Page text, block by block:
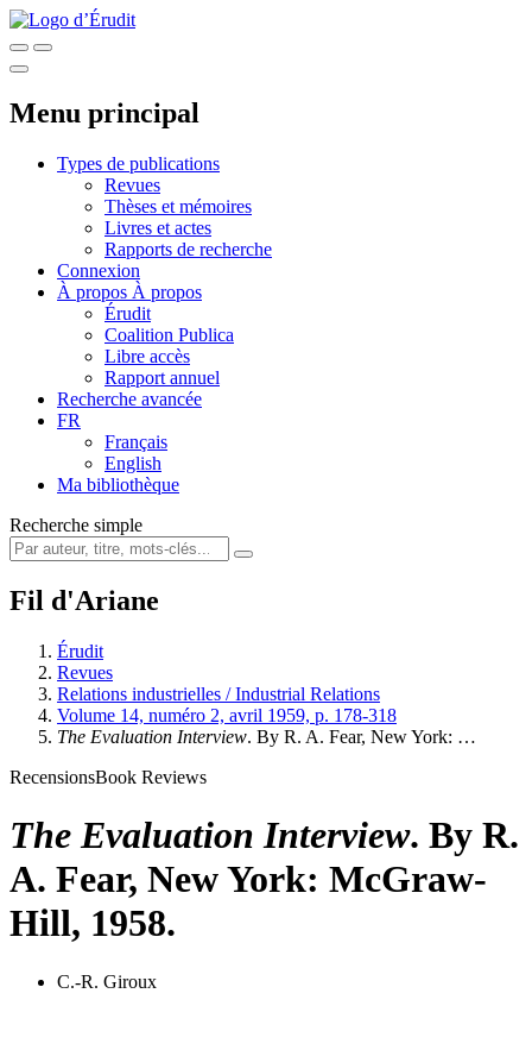
Menu principal
Types de publications
Revues
Thèses et mémoires
Livres et actes
Rapports de recherche
Connexion
À propos À propos
Érudit
Coalition Publica
Libre accès
Rapport annuel
Recherche avancée
FR
Français
English
Ma bibliothèque
Recherche simple
Fil d'Ariane
Érudit
Revues
Relations industrielles / Industrial Relations
Volume 14, numéro 2, avril 1959, p. 178-318
The Evaluation Interview. By R. A. Fear, New York: …
RecensionsBook Reviews
The Evaluation Interview. By R.
A. Fear, New York: McGraw-
Hill, 1958.
C.-R. Giroux